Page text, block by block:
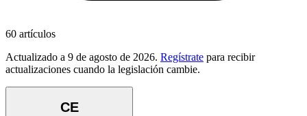
60 artículos
Actualizado a 9 de agosto de 2026. Regístrate para recibir
actualizaciones cuando la legislación cambie.
CE